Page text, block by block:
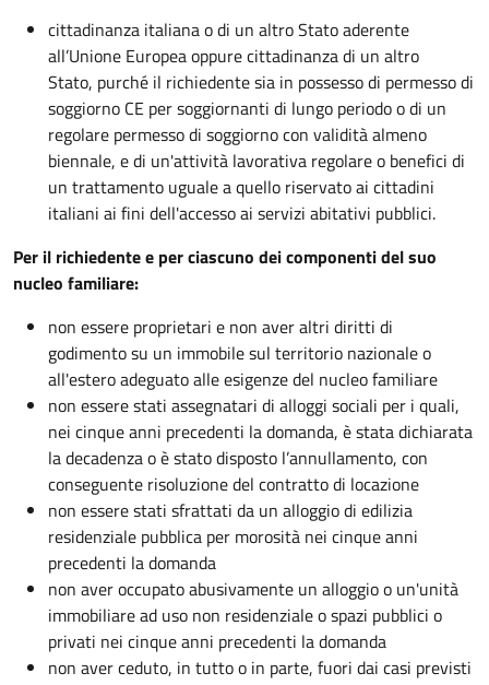
cittadinanza italiana o di un altro Stato aderente
all’Unione Europea oppure cittadinanza di un altro
Stato, purché il richiedente sia in possesso di permesso di
soggiorno CE per soggiornanti di lungo periodo o di un
regolare permesso di soggiorno con validità almeno
biennale, e di un'attività lavorativa regolare o benefici di
un trattamento uguale a quello riservato ai cittadini
italiani ai fini dell'accesso ai servizi abitativi pubblici.
Per il richiedente e per ciascuno dei componenti del suo
nucleo familiare:
non essere proprietari e non aver altri diritti di
godimento su un immobile sul territorio nazionale o
all'estero adeguato alle esigenze del nucleo familiare
non essere stati assegnatari di alloggi sociali per i quali,
nei cinque anni precedenti la domanda, è stata dichiarata
la decadenza o è stato disposto l’annullamento, con
conseguente risoluzione del contratto di locazione
non essere stati sfrattati da un alloggio di edilizia
residenziale pubblica per morosità nei cinque anni
precedenti la domanda
non aver occupato abusivamente un alloggio o un'unità
immobiliare ad uso non residenziale o spazi pubblici o
privati nei cinque anni precedenti la domanda
non aver ceduto, in tutto o in parte, fuori dai casi previsti